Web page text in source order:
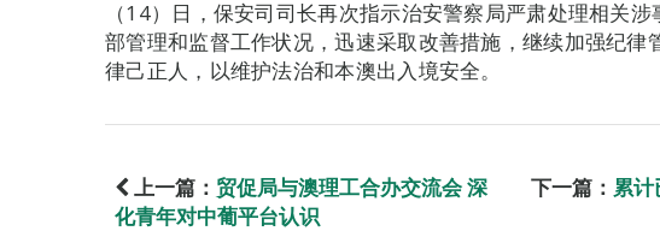
（14）日，保安司司长再次指示治安警察局严肃处理相关
部管理和监督工作状况，迅速采取改善措施，继续加强纪律
律己正人，以维护法治和本澳出入境安全。
上一篇： 贸促局与澳理工合办交流会 深
化青年对中葡平台认识
下一篇： 累